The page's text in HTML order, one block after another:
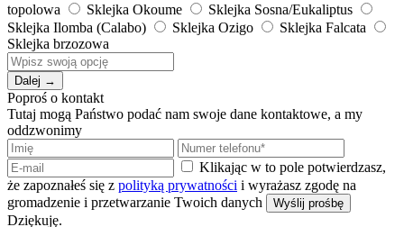
topolowa
Sklejka Okoume
Sklejka Sosna/Eukaliptus
Sklejka Ilomba (Calabo)
Sklejka Ozigo
Sklejka Falcata
Sklejka brzozowa
Dalej →
Poproś o kontakt
Tutaj mogą Państwo podać nam swoje dane kontaktowe, a my
oddzwonimy
Klikając w to pole potwierdzasz,
że zapoznałeś się z polityką prywatności i wyrażasz zgodę na
gromadzenie i przetwarzanie Twoich danych
Wyślij prośbę
Dziękuję.